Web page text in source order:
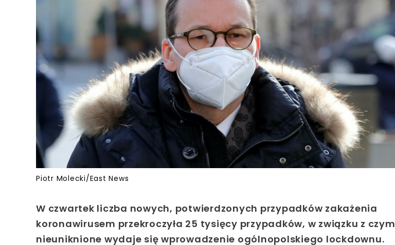
Piotr Molecki/East News
W czwartek liczba nowych, potwierdzonych przypadków zakażenia
koronawirusem przekroczyła 25 tysięcy przypadków, w związku z czym
nieuniknione wydaje się wprowadzenie ogólnopolskiego lockdownu.